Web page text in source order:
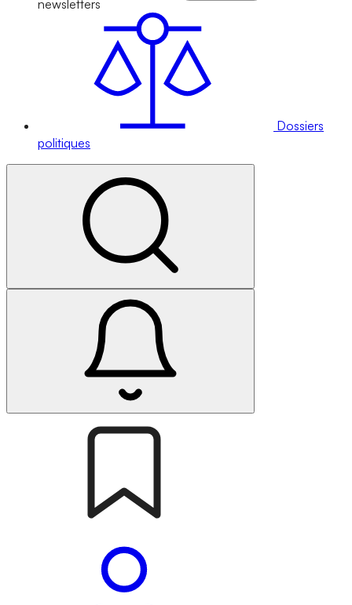
newsletters
Dossiers
politiques